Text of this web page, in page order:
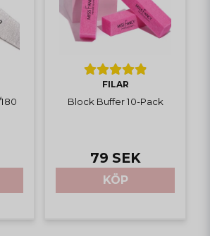
FILAR
Block Buffer 10-Pack
79 SEK
KÖP